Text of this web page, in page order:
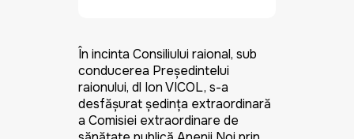
În incinta Consiliului raional, sub
conducerea Preşedintelui
raionului, dl Ion VICOL, s-a
desfăşurat şedinţa extraordinară
a Comisiei extraordinare de